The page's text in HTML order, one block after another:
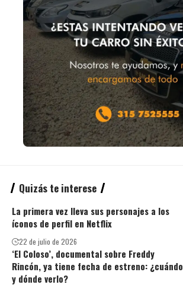
Quizás te interese
La primera vez lleva sus personajes a los
íconos de perfil en Netflix
22 de julio de 2026
‘El Coloso’, documental sobre Freddy
Rincón, ya tiene fecha de estreno: ¿cuándo
y dónde verlo?